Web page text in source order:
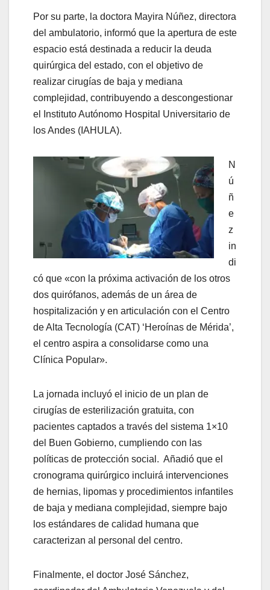
Por su parte, la doctora Mayira Núñez, directora
del ambulatorio, informó que la apertura de este
espacio está destinada a reducir la deuda
quirúrgica del estado, con el objetivo de
realizar cirugías de baja y mediana
complejidad, contribuyendo a descongestionar
el Instituto Autónomo Hospital Universitario de
los Andes (IAHULA).
N
ú
ñ
e
z
in
di
có que «con la próxima activación de los otros
dos quirófanos, además de un área de
hospitalización y en articulación con el Centro
de Alta Tecnología (CAT) ‘Heroínas de Mérida’,
el centro aspira a consolidarse como una
Clínica Popular».
La jornada incluyó el inicio de un plan de
cirugías de esterilización gratuita, con
pacientes captados a través del sistema 1×10
del Buen Gobierno, cumpliendo con las
políticas de protección social. Añadió que el
cronograma quirúrgico incluirá intervenciones
de hernias, lipomas y procedimientos infantiles
de baja y mediana complejidad, siempre bajo
los estándares de calidad humana que
caracterizan al personal del centro.
Finalmente, el doctor José Sánchez,